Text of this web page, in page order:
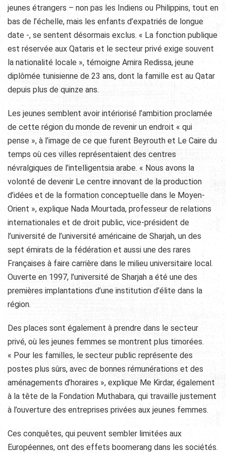
jeunes étrangers – non pas les Indiens ou Philippins, tout en
bas de l’échelle, mais les enfants d’expatriés de longue
date -, se sentent désormais exclus. « La fonction publique
est réservée aux Qataris et le secteur privé exige souvent
la nationalité locale », témoigne Amira Redissa, jeune
diplômée tunisienne de 23 ans, dont la famille est au Qatar
depuis plus de quinze ans.
Les jeunes semblent avoir intériorisé l’ambition proclamée
de cette région du monde de revenir un endroit « qui
pense », à l’image de ce que furent Beyrouth et Le Caire du
temps où ces villes représentaient des centres
névralgiques de l’intelligentsia arabe. « Nous avons la
volonté de devenir Le centre innovant de la production
d’idées et de la formation conceptuelle dans le Moyen-
Orient », explique Nada Mourtada, professeur de relations
internationales et de droit public, vice-président de
l’université de l’université américaine de Sharjah, un des
sept émirats de la fédération et aussi une des rares
Françaises à faire carrière dans le milieu universitaire local.
Ouverte en 1997, l’université de Sharjah a été une des
premières implantations d’une institution d’élite dans la
région.
Des places sont également à prendre dans le secteur
privé, où les jeunes femmes se montrent plus timorées.
« Pour les familles, le secteur public représente des
postes plus sûrs, avec de bonnes rémunérations et des
aménagements d’horaires », explique Me Kirdar, également
à la tête de la Fondation Muthabara, qui travaille justement
à l’ouverture des entreprises privées aux jeunes femmes.
Ces conquêtes, qui peuvent sembler limitées aux
Européennes, ont des effets boomerang dans les sociétés.